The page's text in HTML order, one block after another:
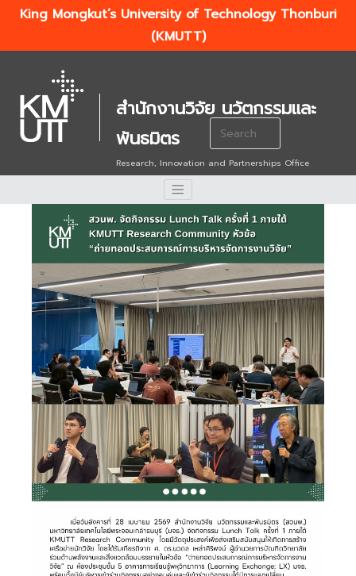
King Mongkut’s University of Technology Thonburi
(KMUTT)
สำนักงานวิจัย นวัตกรรมและ
พันธมิตร
Research, Innovation and Partnerships Office
Search
for: